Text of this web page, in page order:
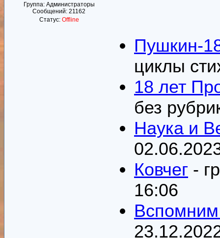
Группа: Администраторы
Сообщений: 21162
Статус: Offline
Пушкин-
циклы
18 лет
без
Наука и
Ковчег -
16:06